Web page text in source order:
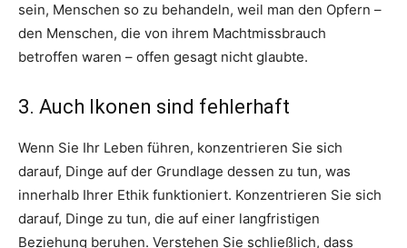
sein, Menschen so zu behandeln, weil man den Opfern –
den Menschen, die von ihrem Machtmissbrauch
betroffen waren – offen gesagt nicht glaubte.
3. Auch Ikonen sind fehlerhaft
Wenn Sie Ihr Leben führen, konzentrieren Sie sich
darauf, Dinge auf der Grundlage dessen zu tun, was
innerhalb Ihrer Ethik funktioniert. Konzentrieren Sie sich
darauf, Dinge zu tun, die auf einer langfristigen
Beziehung beruhen. Verstehen Sie schließlich, dass